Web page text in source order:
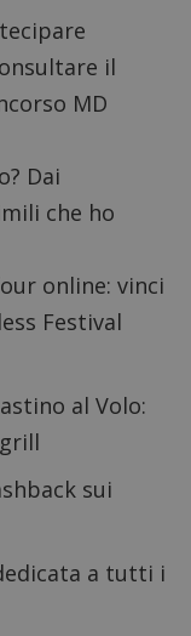
il
MD
Dai
che ho
online: vinci
Festival
al Volo:
sui
a tutti i